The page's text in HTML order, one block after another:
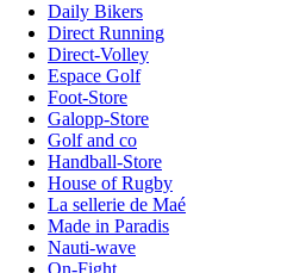
Daily Bikers
Direct Running
Direct-Volley
Espace Golf
Foot-Store
Galopp-Store
Golf and co
Handball-Store
House of Rugby
La sellerie de Maé
Made in Paradis
Nauti-wave
On-Fight